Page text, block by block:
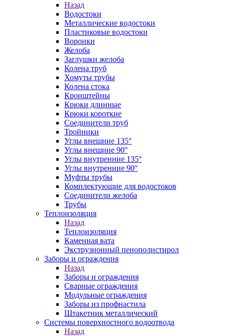
Назад
Водостоки
Металлические водостоки
Пластиковые водостоки
Воронки
Желоба
Заглушки желоба
Колена труб
Хомуты трубы
Колена стока
Кронштейны
Крюки длинные
Крюки короткие
Соединители труб
Тройники
Углы внешние 135°
Углы внешние 90°
Углы внутренние 135°
Углы внутренние 90°
Муфты трубы
Комплектующие для водостоков
Соединители желоба
Трубы
Теплоизоляция
Назад
Теплоизоляция
Каменная вата
Экструзионный пенополистирол
Заборы и ограждения
Назад
Заборы и ограждения
Сварные ограждения
Модульные ограждения
Заборы из профнастила
Штакетник металлический
Системы поверхностного водоотвода
Назад